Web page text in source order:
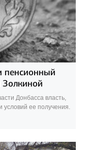
пенсионный
Донбасса власть,
условий ее получения.